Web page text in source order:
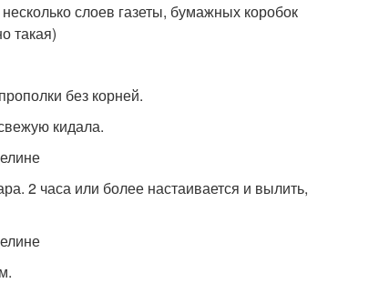
слоев газеты, бумажных коробок
такая)
без корней.
кидала.
2 часа или более настаивается и вылить,